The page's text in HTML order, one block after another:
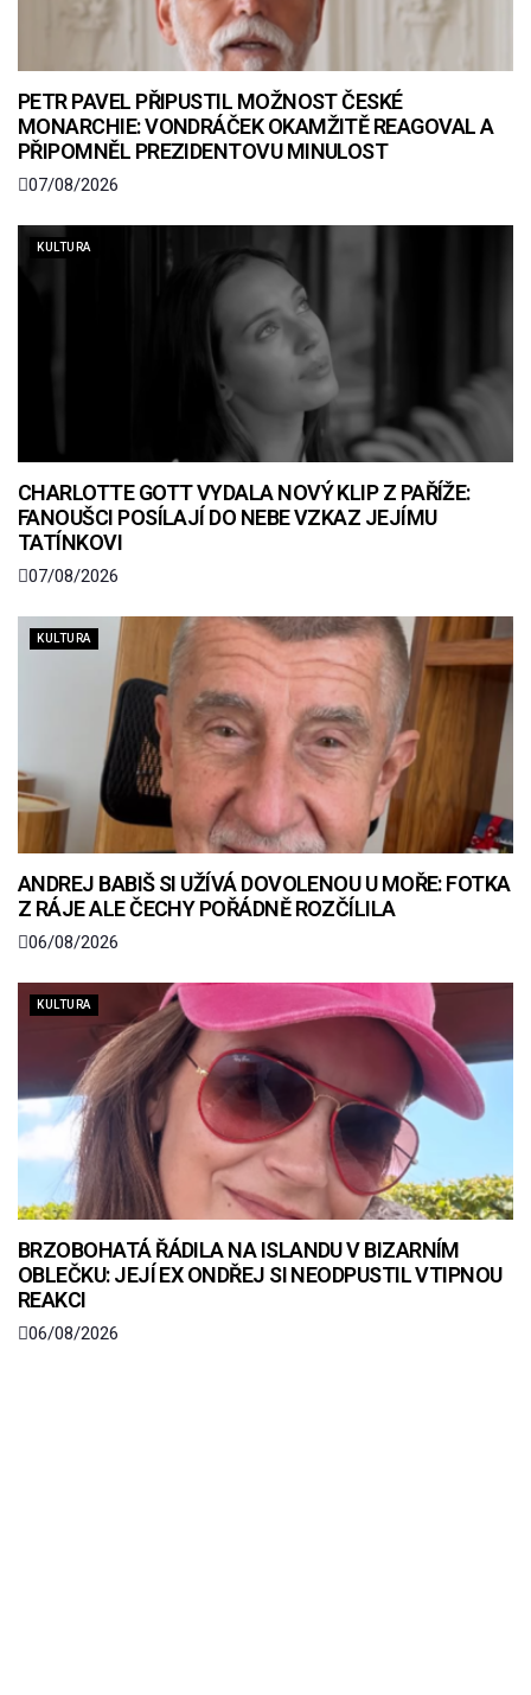
PETR PAVEL PŘIPUSTIL MOŽNOST ČESKÉ
MONARCHIE: VONDRÁČEK OKAMŽITĚ REAGOVAL A
PŘIPOMNĚL PREZIDENTOVU MINULOST
07/08/2026
KULTURA
CHARLOTTE GOTT VYDALA NOVÝ KLIP Z PAŘÍŽE:
FANOUŠCI POSÍLAJÍ DO NEBE VZKAZ JEJÍMU
TATÍNKOVI
07/08/2026
KULTURA
ANDREJ BABIŠ SI UŽÍVÁ DOVOLENOU U MOŘE: FOTKA
Z RÁJE ALE ČECHY POŘÁDNĚ ROZČÍLILA
06/08/2026
KULTURA
BRZOBOHATÁ ŘÁDILA NA ISLANDU V BIZARNÍM
OBLEČKU: JEJÍ EX ONDŘEJ SI NEODPUSTIL VTIPNOU
REAKCI
06/08/2026